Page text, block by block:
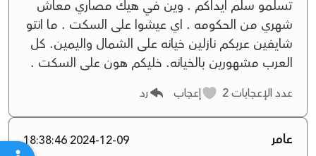
تسلمو سلم ايداكم . وين في هيك مصاري معاش
شهري من الحكومه . اي عيشوا على السكت . ما انتو
شايفين عربكم نازلين خيانه على الشمال واليمين. كل
العرب مشهورين بالخيانه. خليكم هون على السكت .
عدد الإعجابات إعجاب رد
عامر 2024-12-09 18:38:46